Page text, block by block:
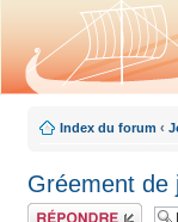
Index du forum ‹
Gréement de
Répondre